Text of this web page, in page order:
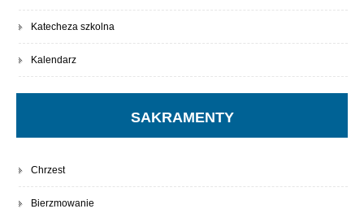
Katecheza szkolna
Kalendarz
SAKRAMENTY
Chrzest
Bierzmowanie